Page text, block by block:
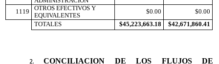
1119
OTROS EFECTIVOS Y
EQUIVALENTES
$0.00
$0.00
TOTALES
$45,223,663.18 $42,671,860.41
CONCILIACION DE LOS FLUJOS DE